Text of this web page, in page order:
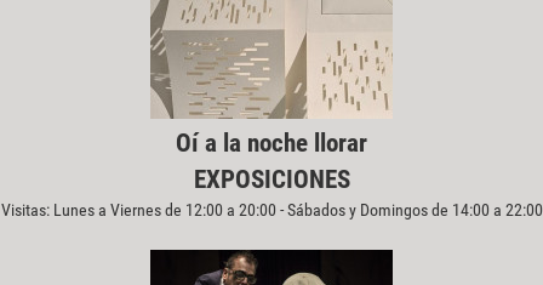
Oí a la noche llorar
EXPOSICIONES
Visitas: Lunes a Viernes de 12:00 a 20:00 - Sábados y Domingos de 14:00 a 22:00